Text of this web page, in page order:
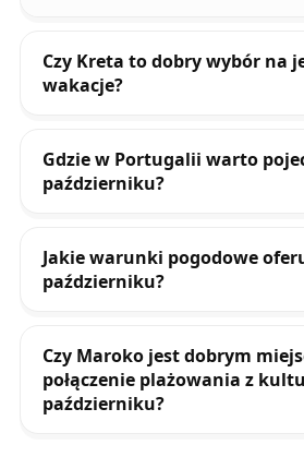
Czy Kreta to dobry wybór na
wakacje?
Gdzie w Portugalii warto
październiku?
Jakie warunki pogodowe
październiku?
Czy Maroko jest dobrym
połączenie plażowania z
październiku?